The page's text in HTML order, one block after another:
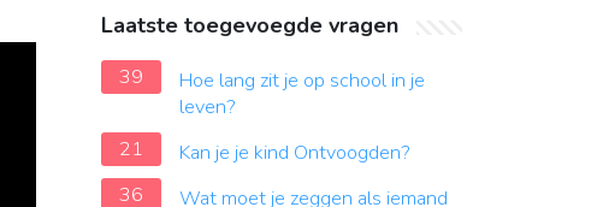
Laatste toegevoegde vragen
39
Hoe lang zit je op school in je
leven?
21
Kan je je kind Ontvoogden?
36
Wat moet je zeggen als iemand